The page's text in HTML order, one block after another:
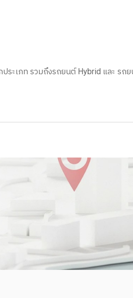
ะเภท รวมถึงรถยนต์ Hybrid และ รถย